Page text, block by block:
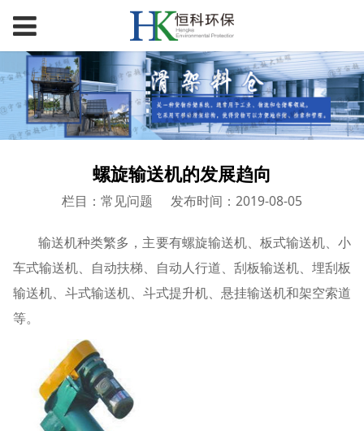
螺旋输送机的发展趋向
栏目：常见问题 发布时间：2019-08-05
输送机种类繁多，主要有螺旋输送机、板式输送机、小
车式输送机、自动扶梯、自动人行道、刮板输送机、埋刮板
输送机、斗式输送机、斗式提升机、悬挂输送机和架空索道
等。